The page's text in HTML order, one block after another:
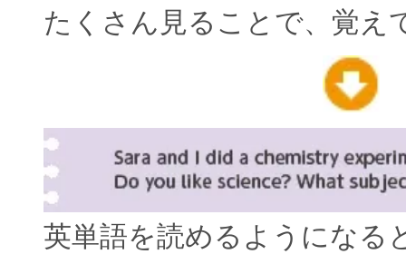
たくさん見ることで、覚え
英単語を読めるようになる